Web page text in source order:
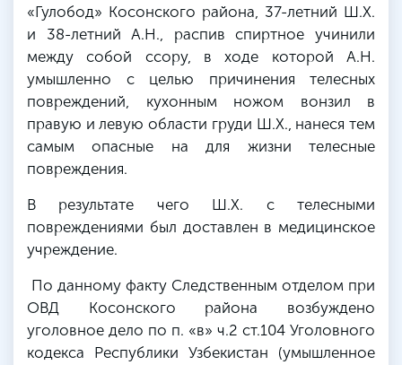
«Гулобод» Косонского района, 37-летний Ш.Х.
и 38-летний А.Н., распив спиртное учинили
между собой ссору, в ходе которой А.Н.
умышленно с целью причинения телесных
повреждений, кухонным ножом вонзил в
правую и левую области груди Ш.Х., нанеся тем
самым опасные на для жизни телесные
повреждения.
В результате чего Ш.Х. с телесными
повреждениями был доставлен в медицинское
учреждение.
По данному факту Следственным отделом при
ОВД Косонского района возбуждено
уголовное дело по п. «в» ч.2 ст.104 Уголовного
кодекса Республики Узбекистан (умышленное